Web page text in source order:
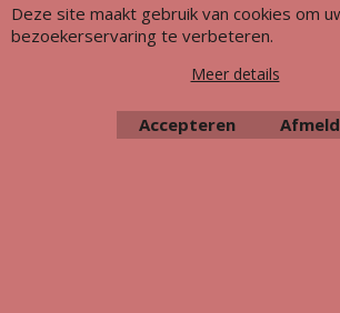
Deze site maakt gebruik van cookies om
bezoekerservaring te verbeteren.
Meer details
Accepteren